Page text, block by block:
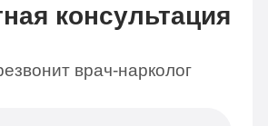
консультация
врач-нарколог